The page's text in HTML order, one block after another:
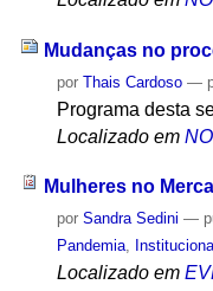
Mudanças no
porThais Cardoso —
Programa desta
Localizado em
Mulheres no
porSandra Sedini —
Pandemia,
Localizado em